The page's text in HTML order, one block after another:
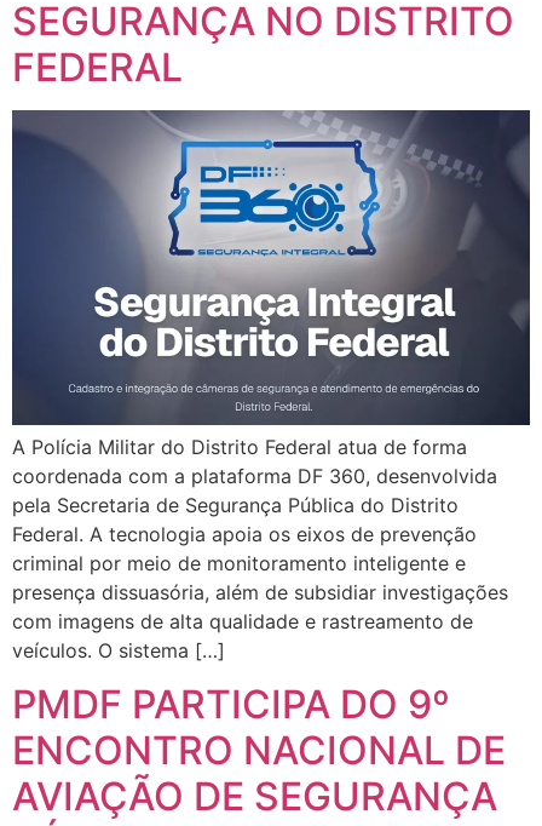
SEGURANÇA NO DISTRITO
FEDERAL
A Polícia Militar do Distrito Federal atua de forma
coordenada com a plataforma DF 360, desenvolvida
pela Secretaria de Segurança Pública do Distrito
Federal. A tecnologia apoia os eixos de prevenção
criminal por meio de monitoramento inteligente e
presença dissuasória, além de subsidiar investigações
com imagens de alta qualidade e rastreamento de
veículos. O sistema […]
PMDF PARTICIPA DO 9º
ENCONTRO NACIONAL DE
AVIAÇÃO DE SEGURANÇA